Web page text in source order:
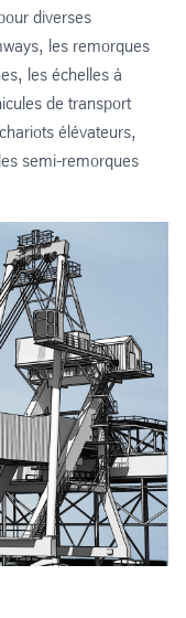
diverses
les remorques
les échelles à
de transport
élévateurs,
semi-remorques